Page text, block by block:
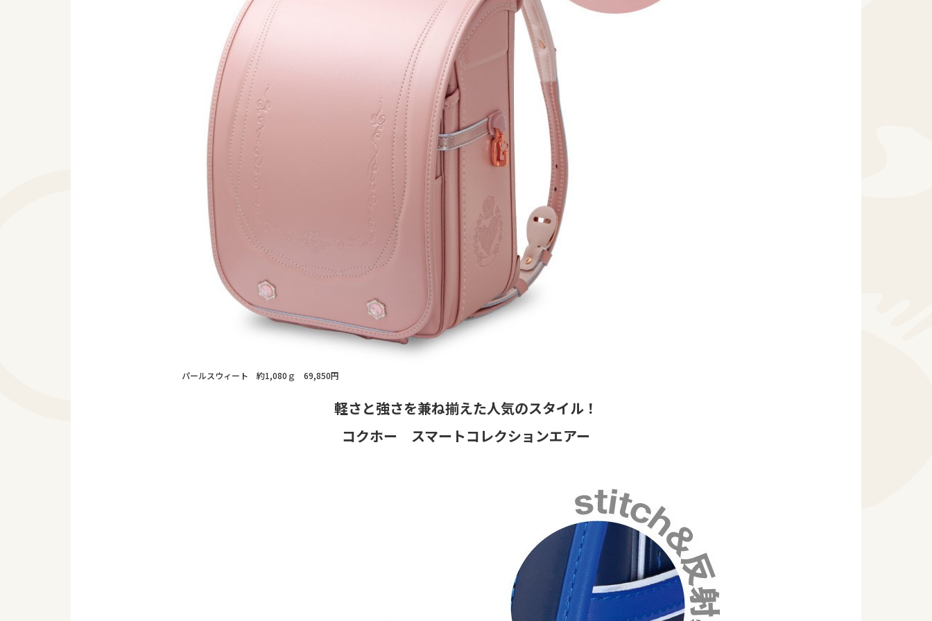
パールスウィート 約1,080ｇ 69,850円
軽さと強さを兼ね揃えた人気のスタイル！
コクホー スマートコレクションエアー